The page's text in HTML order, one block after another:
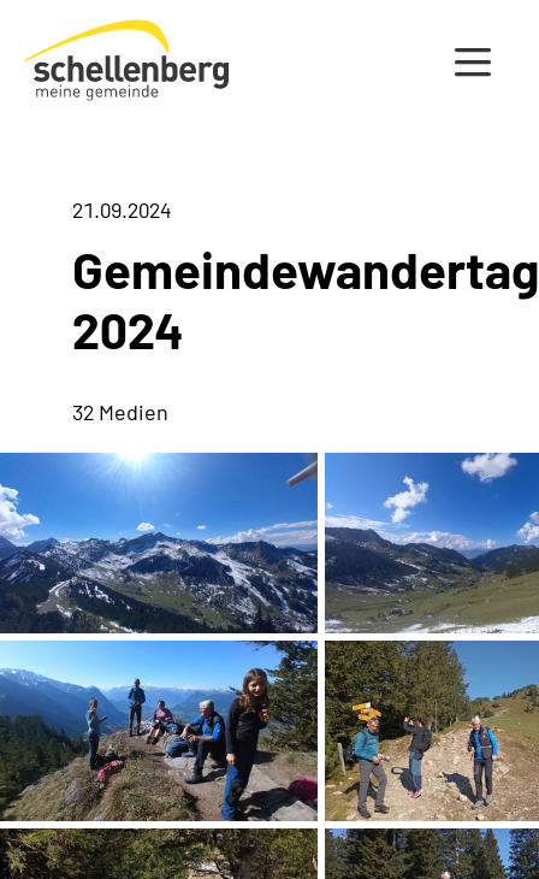
Gemeinde Schellenberg Startseite
21.09.2024
Gemeindewandertag
2024
32 Medien